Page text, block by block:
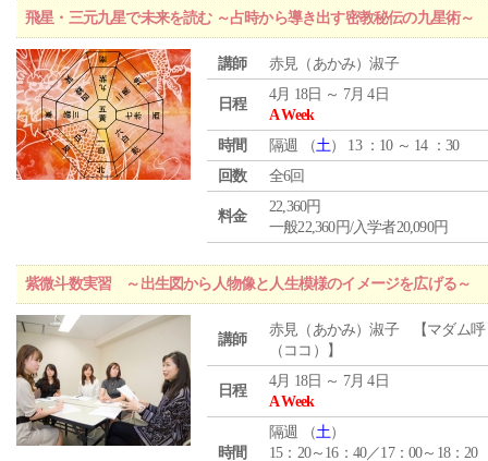
飛星・三元九星で未来を読む ～占時から導き出す密教秘伝の九星術～
講師 赤見（あかみ）淑子
日程
4月 18日 ～ 7月 4日
A Week
時間
隔週 （土） 13 ：10 ～ 14 ：30
回数
全6回
料金
22,360円
一般22,360円/入学者20,090円
紫微斗数実習 ～出生図から人物像と人生模様のイメージを広げる～
講師
赤見（あかみ）淑子 【マダム呼
（ココ）】
日程
4月 18日 ～ 7月 4日
A Week
時間
隔週 （土）
15：20～16：40／17：00～18：20